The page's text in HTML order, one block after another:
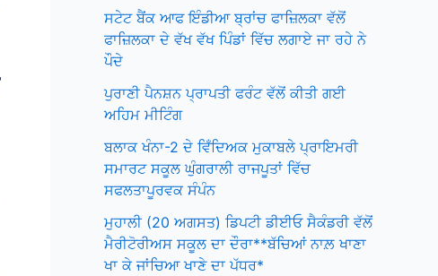
ਸਟੇਟ ਬੈਂਕ ਆਫ ਇੰਡੀਆ ਬ੍ਰਾਂਚ ਫਾਜ਼ਿਲਕਾ ਵੱਲੋਂ
ਫਾਜ਼ਿਲਕਾ ਦੇ ਵੱਖ ਵੱਖ ਪਿੰਡਾਂ ਵਿੱਚ ਲਗਾਏ ਜਾ ਰਹੇ ਨੇ
ਪੌਦੇ
ਪੁਰਾਣੀ ਪੈਨਸ਼ਨ ਪ੍ਰਾਪਤੀ ਫਰੰਟ ਵੱਲੋਂ ਕੀਤੀ ਗਈ
ਅਹਿਮ ਮੀਟਿੰਗ
ਬਲਾਕ ਖੰਨਾ-2 ਦੇ ਵਿਁਦਿਅਕ ਮੁਕਾਬਲੇ ਪ੍ਰਾਇਮਰੀ
ਸਮਾਰਟ ਸਕੂਲ ਘੁੰਗਰਾਲੀ ਰਾਜਪੂਤਾਂ ਵਿੱਚ
ਸਫਲਤਾਪੂਰਵਕ ਸੰਪੰਨ
ਮੁਹਾਲੀ (20 ਅਗਸਤ) ਡਿਪਟੀ ਡੀਈਓ ਸੈਕੰਡਰੀ ਵੱਲੋਂ
ਮੈਰੀਟੋਰੀਅਸ ਸਕੂਲ ਦਾ ਦੌਰਾ**ਬੱਚਿਆਂ ਨਾਲ਼ ਖਾਣਾ
ਖਾ ਕੇ ਜਾਂਚਿਆ ਖਾਣੇ ਦਾ ਪੱਧਰ*